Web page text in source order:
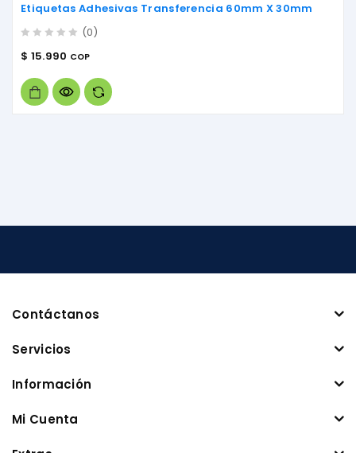
Etiquetas Adhesivas Transferencia 60mm X 30mm
out
5
(0)
$ 15.990 COP
Contáctanos
Servicios
Información
Mi Cuenta